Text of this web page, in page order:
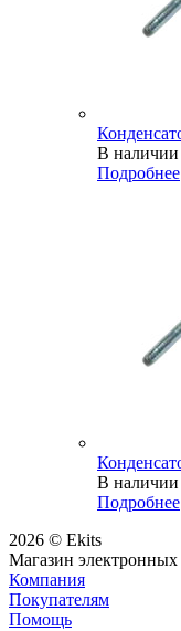
В наличии
Подробнее
В наличии
Подробнее
2026 © Ekits
Магазин электронных
Компания
Покупателям
Помощь